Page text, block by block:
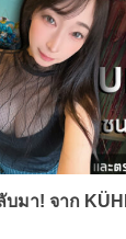
มา! จาก